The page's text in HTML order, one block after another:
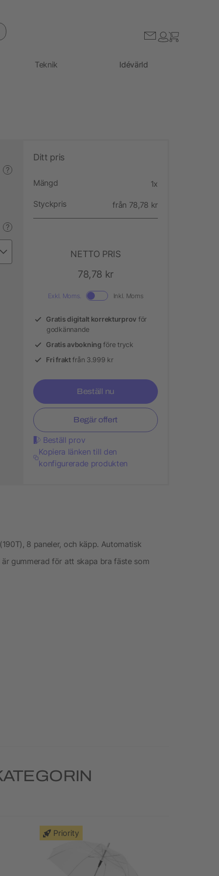
Teknik Idévärld
?
?
Ditt pris
Mängd 1x
Styckpris från 78,78 kr
NETTO PRIS
78,78 kr
Exkl. Moms. Inkl. Moms
Gratis digitalt korrekturprov för
godkännande
Gratis avbokning före tryck
Fri fraktfrån 3.999 kr
Beställ nu
Begär offert
Beställ prov
Kopiera länken till den
konfigurerade produkten
8 paneler, och käpp. Automatisk
gummerad för att skapa bra fäste som
Priority